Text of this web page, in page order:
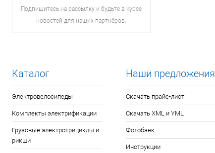
Подпишитесь на рассылку и будьте в курсе
новостей для наших партнёров.
Каталог
Электровелосипеды
Комплекты электрификации
Грузовые электротрициклы и
рикши
Наши предложения
Скачать прайс-лист
Скачать XML и YML
Фотобанк
Инструкции